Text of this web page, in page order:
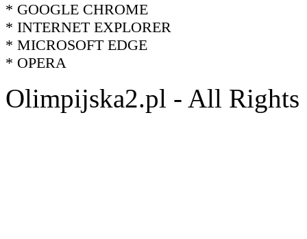
* GOOGLE CHROME
* INTERNET EXPLORER
* MICROSOFT EDGE
* OPERA
Olimpijska2.pl - All Rights